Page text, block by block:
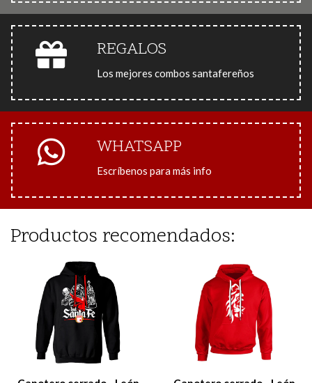
REGALOS
Los mejores combos santafereños
WHATSAPP
Escríbenos para más info
Productos recomendados: